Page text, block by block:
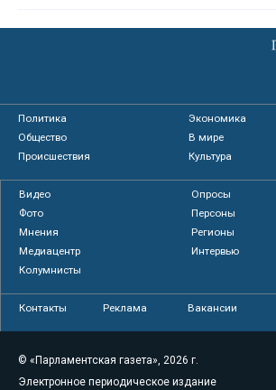
Политика
Экономика
Общество
В мире
Происшествия
Культура
Видео
Опросы
Фото
Персоны
Мнения
Регионы
Медиацентр
Интервью
Колумнисты
Контакты Реклама Вакансии
© «Парламентская газета», 2026 г.
Электронное периодическое издание